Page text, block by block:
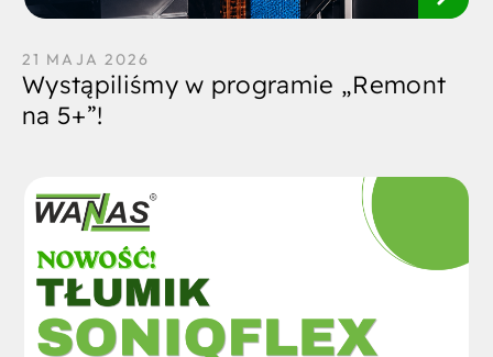
21 MAJA 2026
Wystąpiliśmy w programie „Remont
na 5+”!